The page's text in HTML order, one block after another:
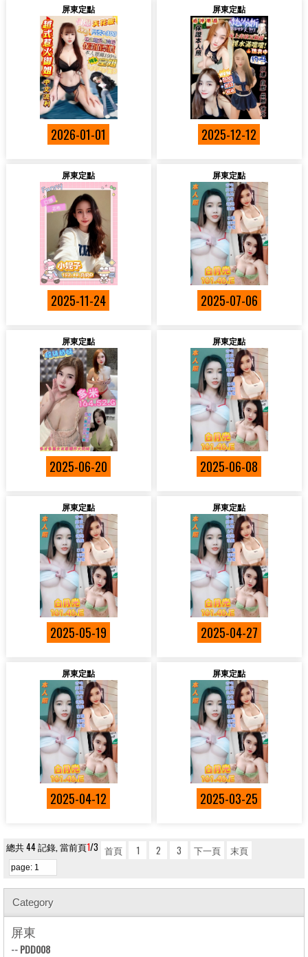
屏東定點
2026-01-01
屏東定點
2025-12-12
屏東定點
2025-11-24
屏東定點
2025-07-06
屏東定點
2025-06-20
屏東定點
2025-06-08
屏東定點
2025-05-19
屏東定點
2025-04-27
屏東定點
2025-04-12
屏東定點
2025-03-25
總共 44 記錄, 當前頁1/3 首頁 1 2 3 下一頁 末頁
Category
屏東
--PDD008